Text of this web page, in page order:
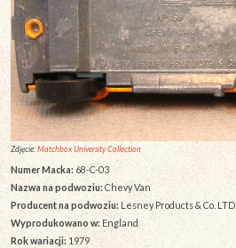
Zdjęcie:Matchbox University Collection
Numer Macka: 68-C-03
Nazwa na podwoziu:Chevy Van
Producent na podwoziu: Lesney Products & Co. LTD.
Wyprodukowano w: England
Rok wariacji:1979